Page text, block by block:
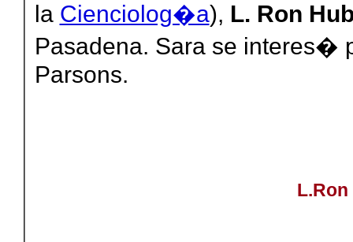
la Cienciolog�a), L. Ron
Pasadena. Sara se interes�
Parsons.
L.Ron